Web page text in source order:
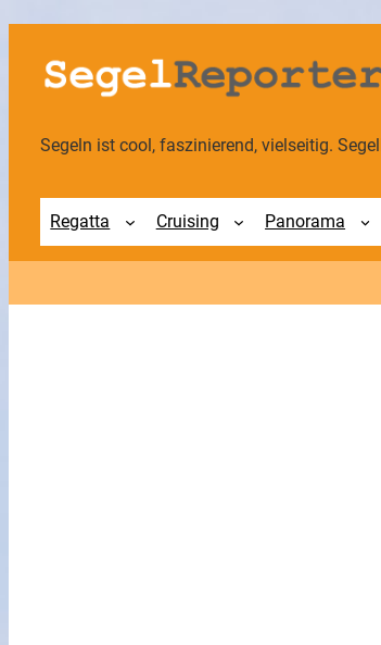
Zum
Inhalt
springen
Segeln ist cool, faszinierend, vielseitig.
Regatta Cruising Panorama